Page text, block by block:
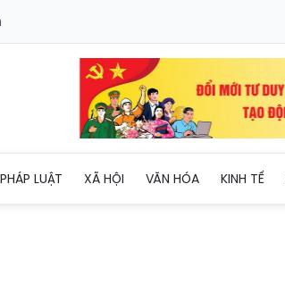
PHÁP LUẬT XÃ HỘI VĂN HÓA KINH TẾ